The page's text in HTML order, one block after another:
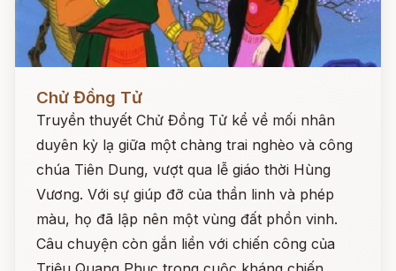
Chử Đồng Tử
Truyền thuyết Chử Đồng Tử kể về mối nhân
duyên kỳ lạ giữa một chàng trai nghèo và công
chúa Tiên Dung, vượt qua lễ giáo thời Hùng
Vương. Với sự giúp đỡ của thần linh và phép
màu, họ đã lập nên một vùng đất phồn vinh.
Câu chuyện còn gắn liền với chiến công của